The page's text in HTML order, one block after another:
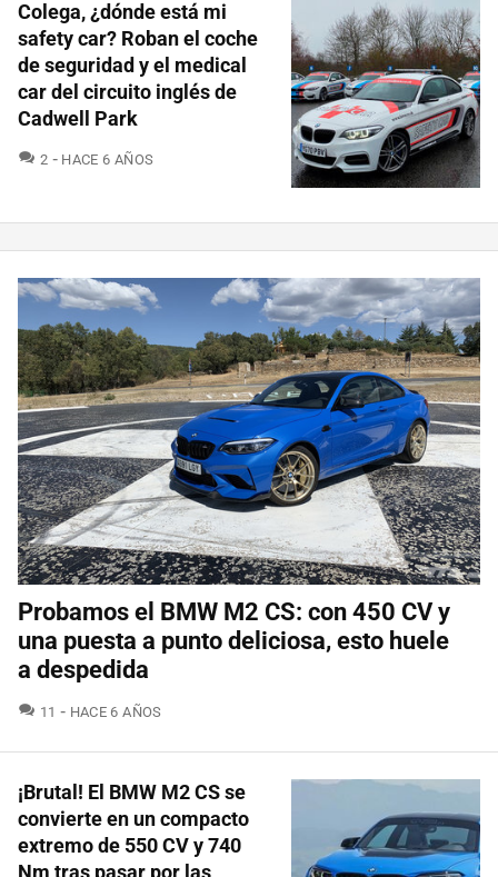
Colega, ¿dónde está mi
safety car? Roban el coche
de seguridad y el medical
car del circuito inglés de
Cadwell Park
2 COMENTARIOS
HACE 6 AÑOS
Probamos el BMW M2 CS: con 450 CV y
una puesta a punto deliciosa, esto huele
a despedida
11 COMENTARIOS
HACE 6 AÑOS
¡Brutal! El BMW M2 CS se
convierte en un compacto
extremo de 550 CV y 740
Nm tras pasar por las